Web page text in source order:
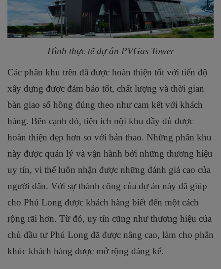
Hình thực tế dự án PVGas Tower
Các phân khu trên đã được hoàn thiện tốt với tiến độ
xây dựng được đảm bảo tốt, chất lượng và thời gian
bàn giao sổ hồng đúng theo như cam kết với khách
hàng. Bên cạnh đó, tiện ích nội khu đầy đủ được
hoàn thiện đẹp hơn so với bản thao. Những phân khu
này được quản lý và vận hành bởi những thương hiệu
uy tín, vì thế luôn nhận được những đánh giá cao của
người dân. Với sự thành công của dự án này đã giúp
cho Phú Long được khách hàng biết đến một cách
rộng rãi hơn. Từ đó, uy tín cũng như thương hiệu của
chủ đầu tư Phú Long đã được nâng cao, làm cho phân
khúc khách hàng được mở rộng đáng kể.